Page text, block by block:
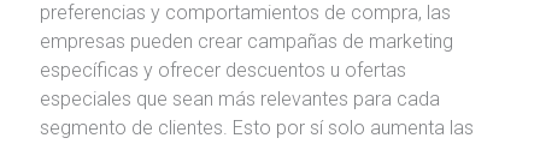
preferencias y comportamientos de compra, las
empresas pueden crear campañas de marketing
específicas y ofrecer descuentos u ofertas
especiales que sean más relevantes para cada
segmento de clientes. Esto por sí solo aumenta las